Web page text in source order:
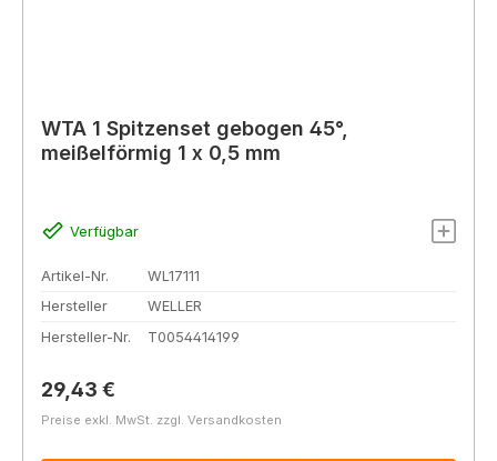
WTA 1 Spitzenset gebogen 45°,
meißelförmig 1 x 0,5 mm
Verfügbar
Artikel-Nr.
WL17111
Hersteller
WELLER
Hersteller-Nr.
T0054414199
Regulärer Preis:
29,43 €
Preise exkl. MwSt. zzgl. Versandkosten